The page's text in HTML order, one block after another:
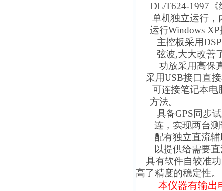
DL/T624-1997
单机独立运行，
运行Windows
主控板采用
弦波,大大改善
功放采用高保
采用USB接口直接
可连接笔记本电
方法。
具备GPS同步
连，实现两台
配有独立直流
以提供给需要
具有软件自较准功
高了精度的稳定性。
本仪器有输出